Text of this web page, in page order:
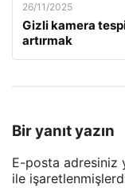
26/11/2025
Gizli kamera
artırmak
Bir yanıt yazın
E-posta adresiniz
ile